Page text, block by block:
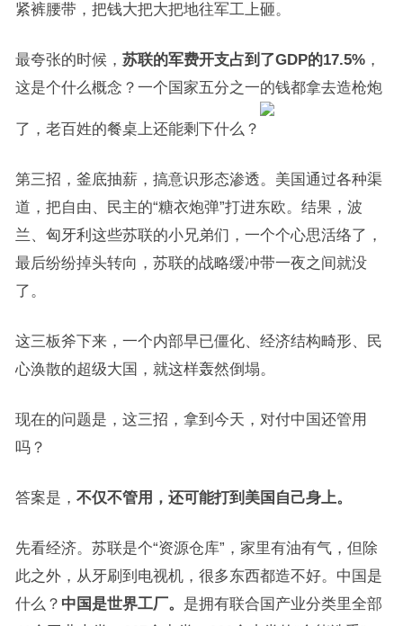
紧裤腰带，把钱大把大把地往军工上砸。
最夸张的时候， 苏联的军费开支占到了GDP的17.5%，
这是个什么概念？一个国家五分之一的钱都拿去造枪炮
了，老百姓的餐桌上还能剩下什么？
第三招，釜底抽薪，搞意识形态渗透。美国通过各种渠
道，把自由、民主的“糖衣炮弹”打进东欧。结果，波
兰、匈牙利这些苏联的小兄弟们，一个个心思活络了，
最后纷纷掉头转向，苏联的战略缓冲带一夜之间就没
了。
这三板斧下来，一个内部早已僵化、经济结构畸形、民
心涣散的超级大国，就这样轰然倒塌。
现在的问题是，这三招，拿到今天，对付中国还管用
吗？
答案是， 不仅不管用，还可能打到美国自己身上。
先看经济。苏联是个“资源仓库”，家里有油有气，但除
此之外，从牙刷到电视机，很多东西都造不好。中国是
什么？ 中国是世界工厂。 是拥有联合国产业分类里全部